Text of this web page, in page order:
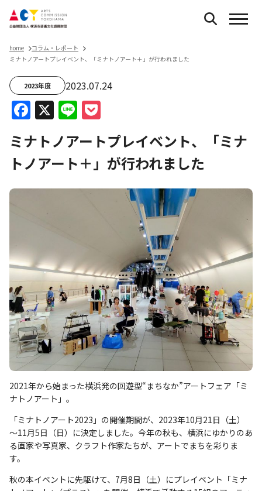
home
コラム・レポート
ミナトノアートプレイベント、「ミナトノアート＋」が行われました
2023年度 2023.07.24
Facebook
X Line
ミナトノアートプレイベント、「ミナ
トノアート＋」が行われました
2021年から始まった横浜発の回遊型“まちなか”アートフェア「ミ
ナトノアート」。
「ミナトノアート2023」の開催期間が、2023年10月21日（土）
～11月5日（日）に決定しました。今年の秋も、横浜にゆかりのあ
る画家や写真家、クラフト作家たちが、アートでまちを彩りま
す。
秋の本イベントに先駆けて、7月8日（土）にプレイベント「ミナ